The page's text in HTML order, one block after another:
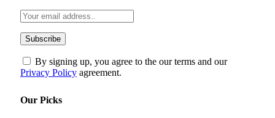
By signing up, you agree to the our terms and our
Privacy Policy agreement.
Our Picks